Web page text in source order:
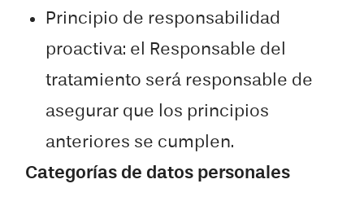
Principio de responsabilidad
proactiva: el Responsable del
tratamiento será responsable de
asegurar que los principios
anteriores se cumplen.
Categorías de datos personales